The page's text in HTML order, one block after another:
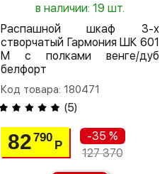
в наличии: 19 шт.
Распашной шкаф 3-х
створчатый Гармония ШК 601
М с полками венге/дуб
белфорт
Код товара: 180471
(5)
82790
Р
-35 %
127 370